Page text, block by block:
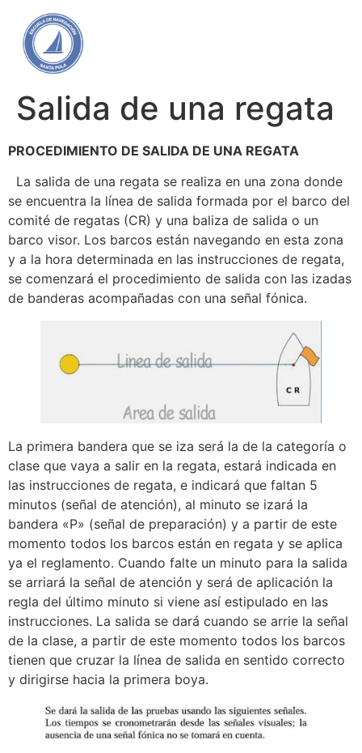
Salida de una regata
PROCEDIMIENTO DE SALIDA DE UNA REGATA
La salida de una regata se realiza en una zona donde
se encuentra la línea de salida formada por el barco del
comité de regatas (CR) y una baliza de salida o un
barco visor. Los barcos están navegando en esta zona
y a la hora determinada en las instrucciones de regata,
se comenzará el procedimiento de salida con las izadas
de banderas acompañadas con una señal fónica.
La primera bandera que se iza será la de la categoría o
clase que vaya a salir en la regata, estará indicada en
las instrucciones de regata, e indicará que faltan 5
minutos (señal de atención), al minuto se izará la
bandera «P» (señal de preparación) y a partir de este
momento todos los barcos están en regata y se aplica
ya el reglamento. Cuando falte un minuto para la salida
se arriará la señal de atención y será de aplicación la
regla del último minuto si viene así estipulado en las
instrucciones. La salida se dará cuando se arrie la señal
de la clase, a partir de este momento todos los barcos
tienen que cruzar la línea de salida en sentido correcto
y dirigirse hacia la primera boya.